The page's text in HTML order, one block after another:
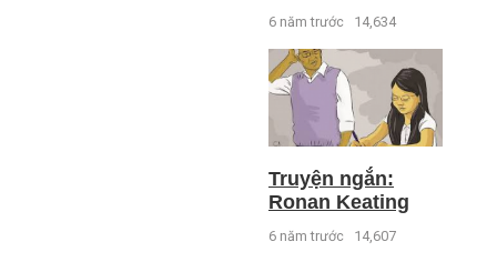
6 năm trước 14,634
Truyện ngắn:
Ronan Keating
6 năm trước 14,607